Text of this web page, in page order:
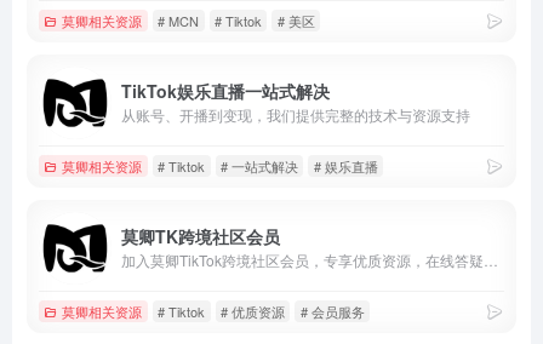
莫卿相关资源 # MCN # Tiktok # 美区
TikTok娱乐直播一站式解决
从账号、开播到变现，我们提供完整的技术与资源支持
莫卿相关资源 # Tiktok # 一站式解决 # 娱乐直播
莫卿TK跨境社区会员
莫卿相关资源 # Tiktok # 优质资源 # 会员服务